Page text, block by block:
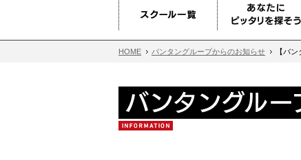
HOME バンタングループからのお知らせ 【バ